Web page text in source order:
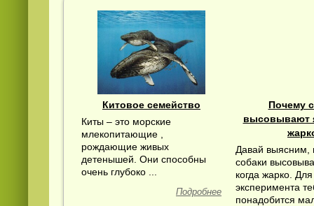
Китовое семейство
Киты – это морские
млекопитающие ,
рождающие живых
детенышей. Они способны
очень глубоко ...
Подробнее
Почему
высовывают
Давай выясним,
собаки
когда жарко. Для
эксперимента
понадобится